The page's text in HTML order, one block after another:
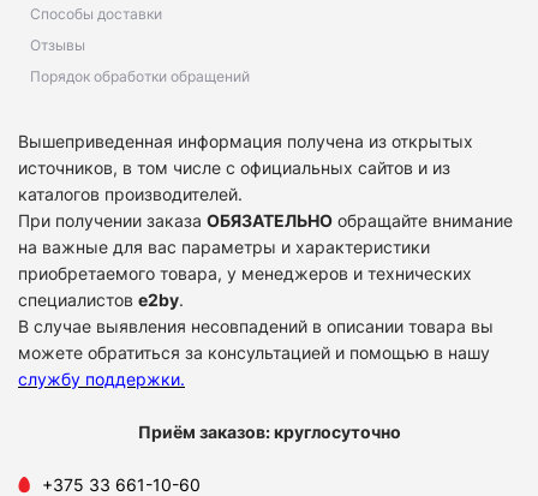
Способы доставки
Отзывы
Порядок обработки обращений
Вышеприведенная информация получена из открытых
источников, в том числе с официальных сайтов и из
каталогов производителей.
При получении заказа ОБЯЗАТЕЛЬНО обращайте внимание
на важные для вас параметры и характеристики
приобретаемого товара, у менеджеров и технических
специалистов e2by.
В случае выявления несовпадений в описании товара вы
можете обратиться за консультацией и помощью в нашу
службу поддержки.
Приём заказов: круглосуточно
+375 33 661-10-60